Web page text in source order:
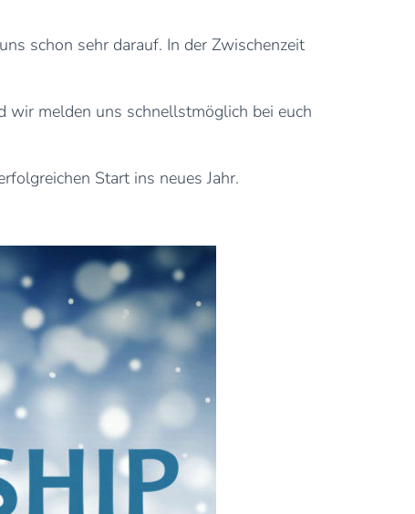
schon sehr darauf. In der Zwischenzeit
wir melden uns schnellstmöglich bei euch
Start ins neues Jahr.